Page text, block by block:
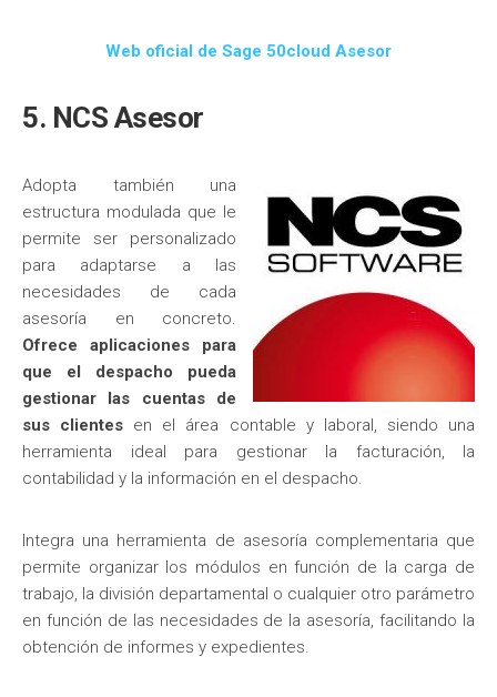
Web oficial de Sage 50cloud Asesor
5. NCS Asesor
Adopta también una
estructura modulada que le
permite ser personalizado
para adaptarse a las
necesidades de cada
asesoría en concreto.
Ofrece aplicaciones para
que el despacho pueda
gestionar las cuentas de
sus clientes en el área contable y laboral, siendo una
herramienta ideal para gestionar la facturación, la
contabilidad y la información en el despacho.
Integra una herramienta de asesoría complementaria que
permite organizar los módulos en función de la carga de
trabajo, la división departamental o cualquier otro parámetro
en función de las necesidades de la asesoría, facilitando la
obtención de informes y expedientes.